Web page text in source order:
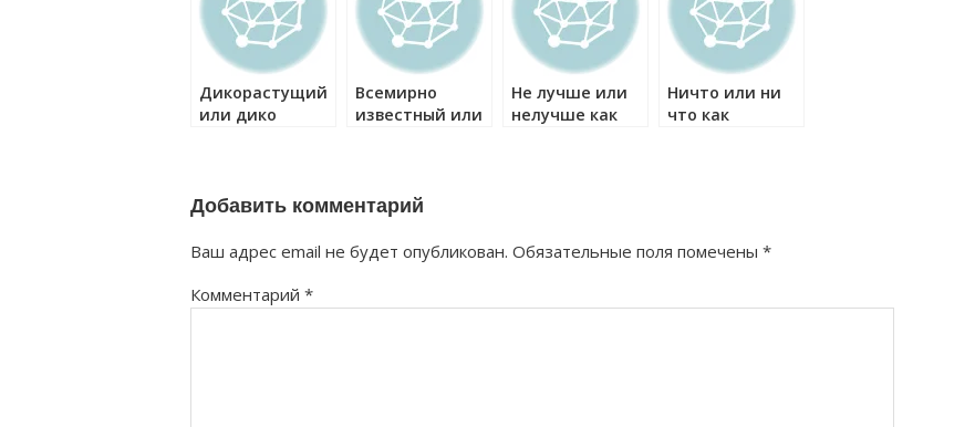
Дикорастущий
или дико
Всемирно
известный или
Не лучше или
нелучше как
Ничто или ни
что как
Добавить комментарий
Ваш адрес email не будет опубликован. Обязательные поля помечены *
Комментарий *